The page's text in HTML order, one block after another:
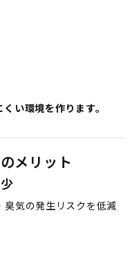
い環境を作ります。
メリット
臭気の発生リスクを低減